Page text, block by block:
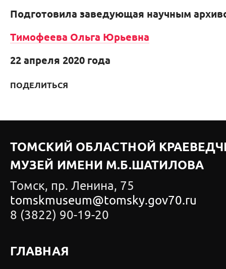
Подготовила заведующая научным
Тимофеева Ольга Юрьевна
22 апреля 2020 года
ПОДЕЛИТЬСЯ
ТОМСКИЙ ОБЛАСТНОЙ
МУЗЕЙ ИМЕНИ М.Б.ШАТИЛОВА
Томск, пр. Ленина, 75
tomskmuseum@tomsky.gov70.ru
8 (3822) 90-19-20
ГЛАВНАЯ